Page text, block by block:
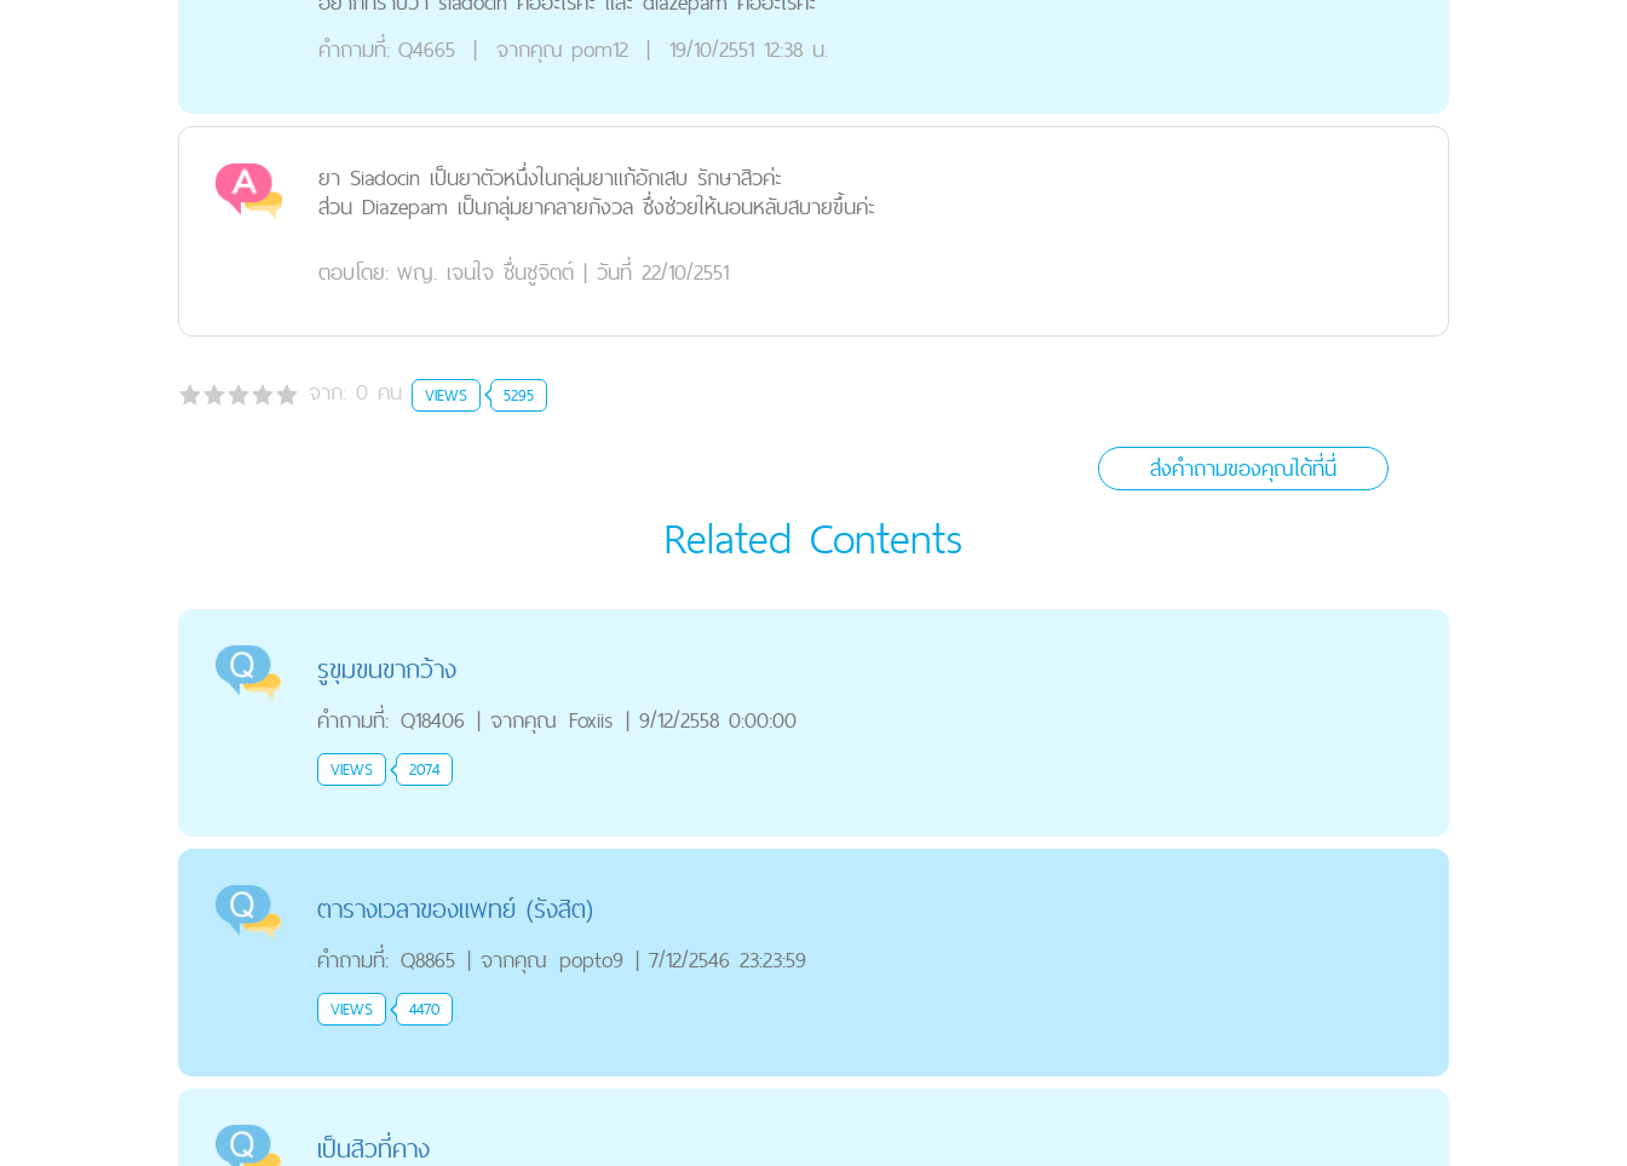
คำถามที่: Q4665 | จากคุณ pom12 | 19/10/2551 12:38 น.
ยา Siadocin เป็นยาตัวหนึ่งในกลุ่มยาแก้อักเสบ รักษาสิวค่ะ
ส่วน Diazepam เป็นกลุ่มยาคลายกังวล ซึ่งช่วยให้นอนหลับสบายขึ้นค่ะ
ตอบโดย: พญ. เจนใจ ชื่นชูจิตต์ | วันที่ 22/10/2551
จาก: 0 คน VIEWS 5295
ส่งคำถามของคุณได้ที่นี่
Related Contents
รูขุมขนขากว้าง
คำถามที่: Q18406 | จากคุณ Foxiis | 9/12/2558 0:00:00
VIEWS 2074
ตารางเวลาของแพทย์ (รังสิต)
คำถามที่: Q8865 | จากคุณ popto9 | 7/12/2546 23:23:59
VIEWS 4470
เป็นสิวที่คาง